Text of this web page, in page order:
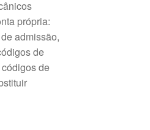
própria:
admissão,
de
de